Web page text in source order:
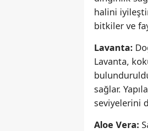
halini
bitkiler ve
Lavanta:
Lavanta,
sağlar.
seviyelerini
Aloe Vera: